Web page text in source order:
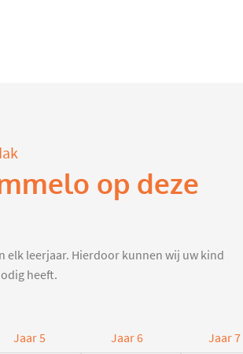
op deze
elk leerjaar. Hierdoor kunnen wij uw kind
heeft.
Jaar 5 Jaar 6 Jaar 7